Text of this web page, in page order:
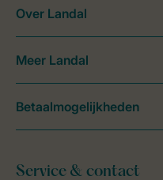
Service & contact
Over Landal
Meer Landal
Betaalmogelijkheden